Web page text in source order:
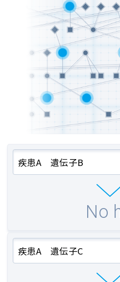
疾患A 遺伝子B
No
疾患A 遺伝子C